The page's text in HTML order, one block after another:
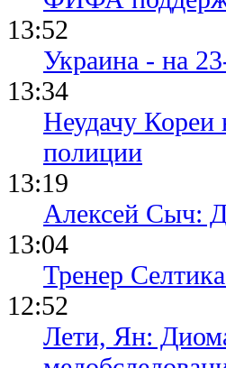
13:52
Украина - на
13:34
Неудачу Кореи
полиции
13:19
Алексей Сыч:
13:04
Тренер
12:52
Лети, Ян: